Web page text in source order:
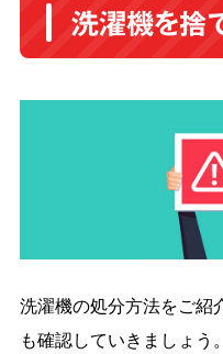
洗濯機を捨
洗濯機の処分方法をご紹
も確認していきましょ